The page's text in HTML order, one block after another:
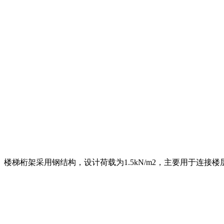
梯桁架采用钢结构，设计荷载为1.5kN/m2，主要用于连接